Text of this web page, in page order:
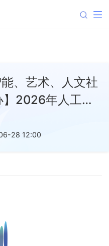
能、艺术、人文社
2026年人工智
会议(AIDH
28 12:00